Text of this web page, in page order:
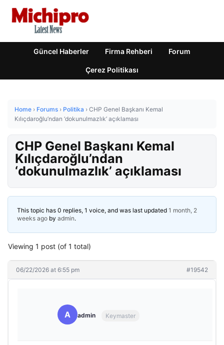
Güncel Haberler Firma Rehberi Forum
Çerez Politikası
Home › Forums › Politika › CHP Genel Başkanı Kemal
Kılıçdaroğlu’ndan ‘dokunulmazlık’ açıklaması
CHP Genel Başkanı Kemal
Kılıçdaroğlu’ndan
‘dokunulmazlık’ açıklaması
This topic has 0 replies, 1 voice, and was last updated 1 month, 2
weeks ago by admin.
Viewing 1 post (of 1 total)
06/22/2026 at 6:55 pm #19542
A admin Keymaster